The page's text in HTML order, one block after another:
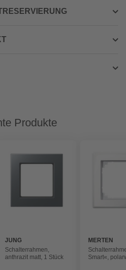
Produkte
JUNG
Schalterrahmen,
anthrazit matt, 1 Stück
MERTEN
Smart«,